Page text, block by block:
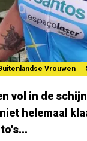
Vrouwen
vol in de
helemaal